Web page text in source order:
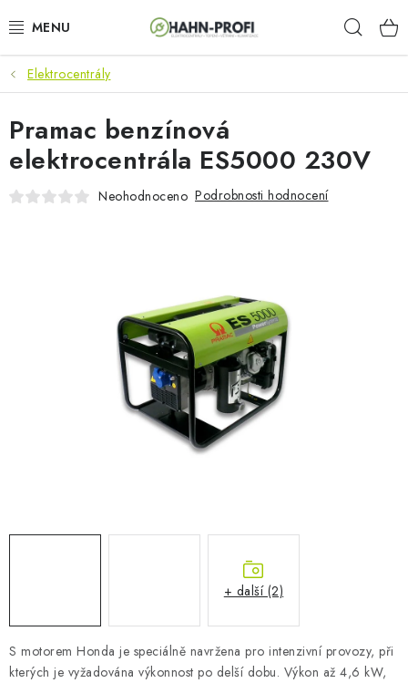
na
KLIMATIZACE
ELEKTROCENTRÁLY
ZAHRADNÍ TECHNIKA
AKUMULAČNÍ KAMNA
Reklamace
Ochrana osobních údajů
Zpětný odběr elektrozařízení a baterií
Návody
Novinky Blog Reference Katalog
Elektrocentrály
S motorem Honda je speciálně navržena pro intenzivní provozy, při
kterých je vyžadována výkonnost po delší dobu. Výkon až 4,6 kW,
Pramac benzínová
elektrocentrála ES5000 230V
Neohodnoceno Podrobnosti hodnocení
+ další (2)